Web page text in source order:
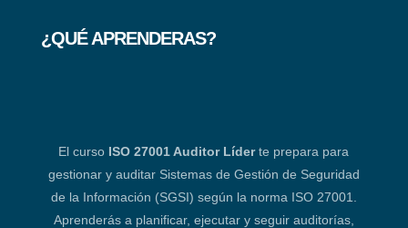
¿QUÉ APRENDERAS?
El curso ISO 27001 Auditor Líderte prepara para
gestionar y auditar Sistemas de Gestión de Seguridad
de la Información (SGSI) según la norma ISO 27001.
Aprenderás a planificar, ejecutar y seguir auditorías,